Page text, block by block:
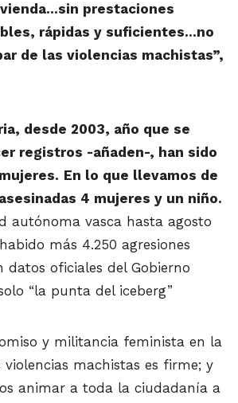
prestaciones
rápidas y suficientes…no
de las violencias machistas”,
desde 2003, año que se
registros -añaden-, han sido
En lo que llevamos de
4 mujeres y un niño.
autónoma vasca hasta agosto
más 4.250 agresiones
datos oficiales del Gobierno
“la punta del iceberg”
y militancia feminista en la
machistas es firme; y
animar a toda la ciudadanía a